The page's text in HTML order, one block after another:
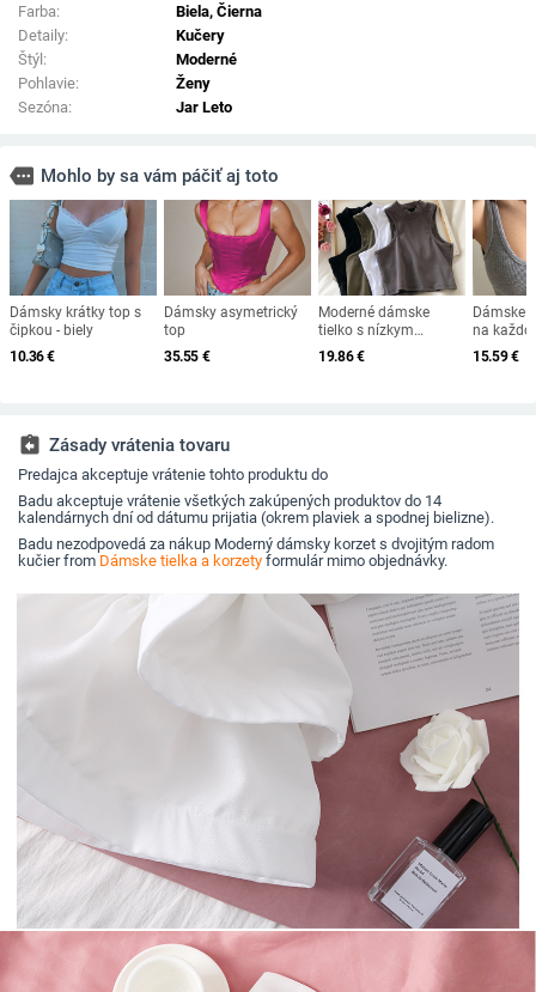
Farba:
Biela, Čierna
Detaily:
Kučery
Štýl:
Moderné
Pohlavie:
Ženy
Sezóna:
Jar Leto
more Mohlo by sa vám páčiť aj toto
Dámsky krátky top s
čipkou - biely
10.36€
Dámsky asymetrický
top
35.55 €
Moderné dámske
tielko s nízkym
golierom
19.86€
Dámske
na
nosenie
15.59€
assignment_return Zásady vrátenia tovaru
Predajca akceptuje vrátenie tohto produktu do
Badu akceptuje vrátenie všetkých zakúpených produktov do 14
kalendárnych dní od dátumu prijatia (okrem plaviek a spodnej bielizne).
Badu nezodpovedá za nákup Moderný dámsky korzet s dvojitým radom
kučier from Dámske tielka a korzety formulár mimo objednávky.